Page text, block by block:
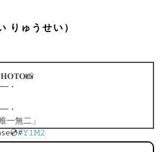
りゅうせい）
・
・
一無二」
#𝚈𝟷𝙼𝟸